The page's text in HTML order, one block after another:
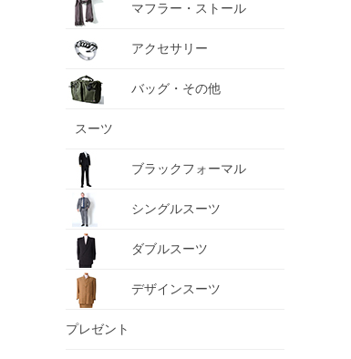
マフラー・ストール
アクセサリー
バッグ・その他
スーツ
ブラックフォーマル
シングルスーツ
ダブルスーツ
デザインスーツ
プレゼント